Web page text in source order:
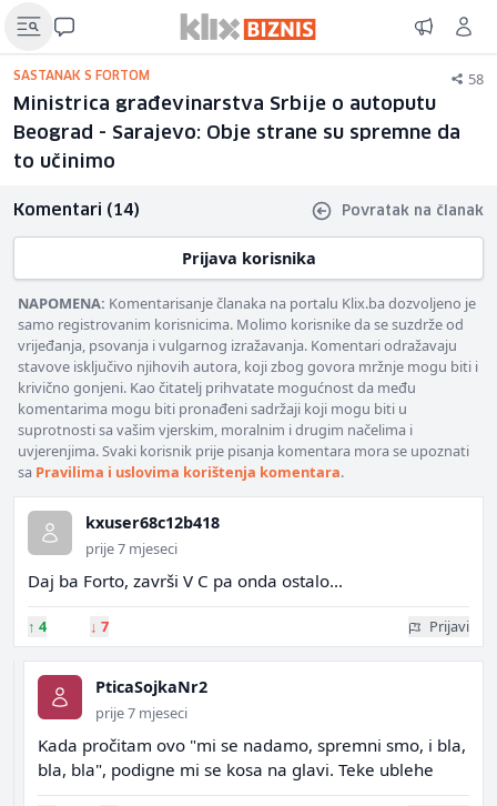
SASTANAK S FORTOM 58
Ministrica građevinarstva Srbije o autoputu
Beograd - Sarajevo: Obje strane su spremne da
to učinimo
Komentari (14) Povratak na članak
Prijava korisnika
NAPOMENA: Komentarisanje članaka na portalu Klix.ba dozvoljeno je
samo registrovanim korisnicima. Molimo korisnike da se suzdrže od
vrijeđanja, psovanja i vulgarnog izražavanja. Komentari odražavaju
stavove isključivo njihovih autora, koji zbog govora mržnje mogu biti i
krivično gonjeni. Kao čitatelj prihvatate mogućnost da među
komentarima mogu biti pronađeni sadržaji koji mogu biti u
suprotnosti sa vašim vjerskim, moralnim i drugim načelima i
uvjerenjima. Svaki korisnik prije pisanja komentara mora se upoznati
sa Pravilima i uslovima korištenja komentara.
kxuser68c12b418
prije 7 mjeseci
Daj ba Forto, završi V C pa onda ostalo...
↑ 4 ↓ 7 Prijavi
PticaSojkaNr2
prije 7 mjeseci
Kada pročitam ovo "mi se nadamo, spremni smo, i bla,
bla, bla", podigne mi se kosa na glavi. Teke ublehe